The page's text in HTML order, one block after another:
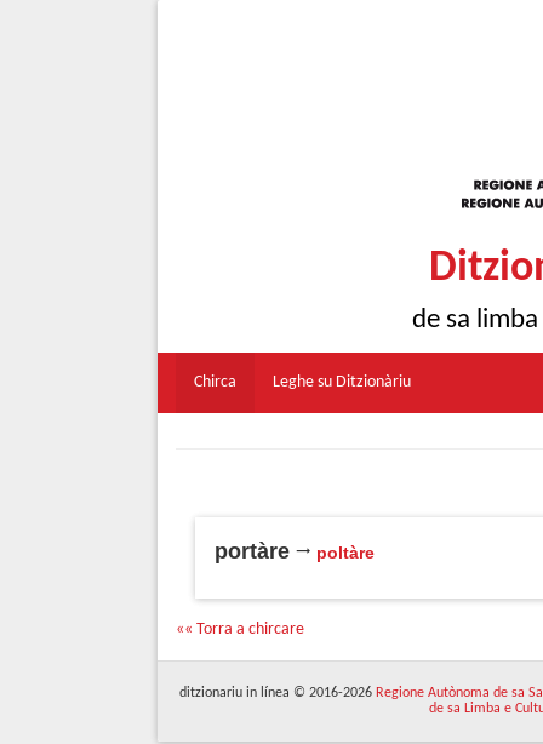
de sa
Chirca Leghe su Ditzionàriu
portàre poltàre
«« Torra a chircare
ditzionariu in línea © 2016-2026 Regione Autònoma de sa
de sa Limba e